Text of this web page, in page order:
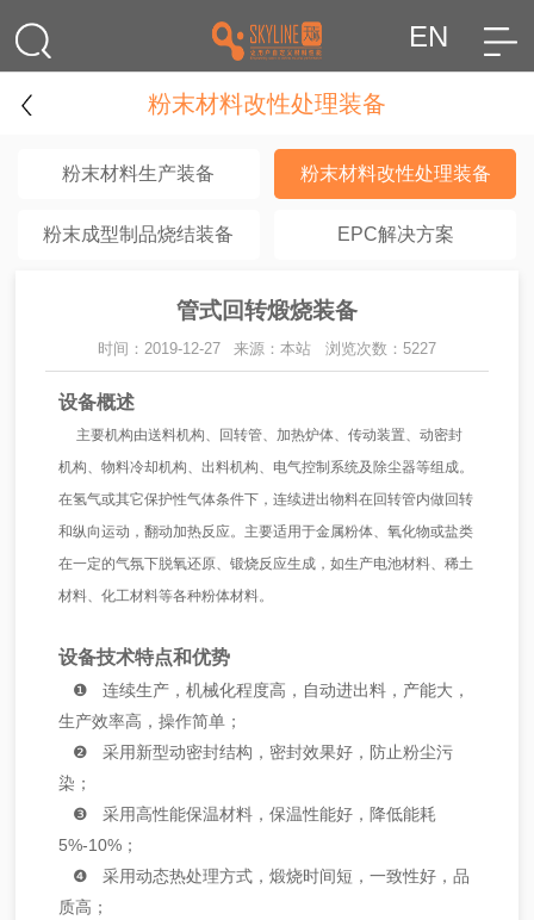
EN
粉末材料改性处理装备
粉末材料生产装备 粉末材料改性处理装备
粉末成型制品烧结装备 EPC解决方案
管式回转煅烧装备
时间：2019-12-27 来源：本站 浏览次数：5227
设备概述
主要机构由送料机构、回转管、加热炉体、传动装置、动密封
机构、物料冷却机构、出料机构、电气控制系统及除尘器等组成。
在氢气或其它保护性气体条件下，连续进出物料在回转管内做回转
和纵向运动，翻动加热反应。主要适用于金属粉体、氧化物或盐类
在一定的气氛下脱氧还原、锻烧反应生成，如生产电池材料、稀土
材料、化工材料等各种粉体材料。
设备技术特点和优势
❶ 连续⽣产，机械化程度⾼，⾃动进出料，产能⼤，
⽣产效率⾼，操作简单；
❷ 采⽤新型动密封结构，密封效果好，防⽌粉尘污
染；
❸ 采⽤⾼性能保温材料，保温性能好，降低能耗
5%-10%；
❹ 采⽤动态热处理⽅式，煅烧时间短，⼀致性好，品
质⾼；